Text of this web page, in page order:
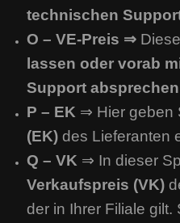
technischen
O – VE-Preis ⇒
lassen oder vorab
Support absprechen
P – EK ⇒ Hier geben
(EK) des Lieferanten
Q – VK ⇒ In dieser
Verkaufspreis (VK)
der in Ihrer Filiale